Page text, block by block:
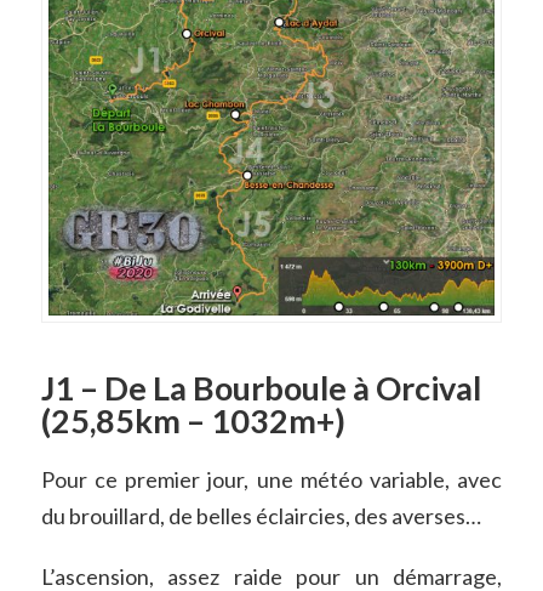
J1 – De La Bourboule à Orcival
(25,85km – 1032m+)
Pour ce premier jour, une météo variable, avec
du brouillard, de belles éclaircies, des averses…
L’ascension, assez raide pour un démarrage,